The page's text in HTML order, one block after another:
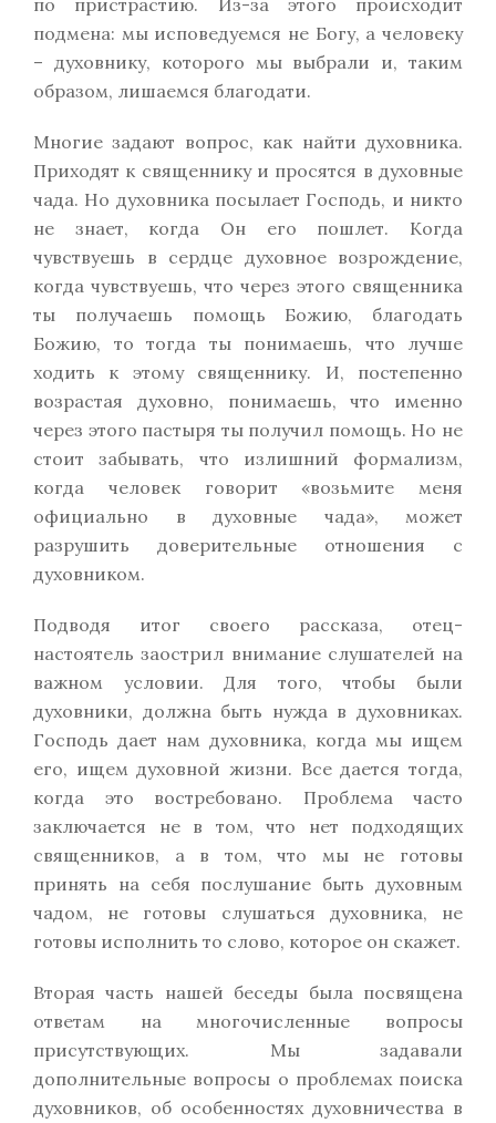
по пристрастию. Из-за этого происходит
подмена: мы исповедуемся не Богу, а человеку
– духовнику, которого мы выбрали и, таким
образом, лишаемся благодати.
Многие задают вопрос, как найти духовника.
Приходят к священнику и просятся в духовные
чада. Но духовника посылает Господь, и никто
не знает, когда Он его пошлет. Когда
чувствуешь в сердце духовное возрождение,
когда чувствуешь, что через этого священника
ты получаешь помощь Божию, благодать
Божию, то тогда ты понимаешь, что лучше
ходить к этому священнику. И, постепенно
возрастая духовно, понимаешь, что именно
через этого пастыря ты получил помощь. Но не
стоит забывать, что излишний формализм,
когда человек говорит «возьмите меня
официально в духовные чада», может
разрушить доверительные отношения с
духовником.
Подводя итог своего рассказа, отец-
настоятель заострил внимание слушателей на
важном условии. Для того, чтобы были
духовники, должна быть нужда в духовниках.
Господь дает нам духовника, когда мы ищем
его, ищем духовной жизни. Все дается тогда,
когда это востребовано. Проблема часто
заключается не в том, что нет подходящих
священников, а в том, что мы не готовы
принять на себя послушание быть духовным
чадом, не готовы слушаться духовника, не
готовы исполнить то слово, которое он скажет.
Вторая часть нашей беседы была посвящена
ответам на многочисленные вопросы
присутствующих. Мы задавали
дополнительные вопросы о проблемах поиска
духовников, об особенностях духовничества в